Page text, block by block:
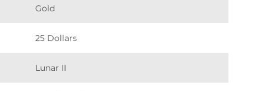
Gold
25 Dollars
Lunar II